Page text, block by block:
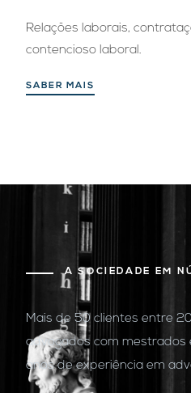
Relações laborais,
contencioso laboral.
SABER MAIS
A SOCIEDADE EM
Mais de 50 clientes entre
advogados com mestrados
anos de experiência em